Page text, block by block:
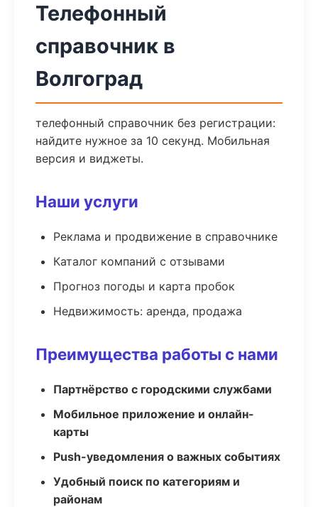
Телефонный
справочник в
Волгоград
телефонный справочник без регистрации:
найдите нужное за 10 секунд. Мобильная
версия и виджеты.
Наши услуги
Реклама и продвижение в справочнике
Каталог компаний с отзывами
Прогноз погоды и карта пробок
Недвижимость: аренда, продажа
Преимущества работы с нами
Партнёрство с городскими службами
Мобильное приложение и онлайн-
карты
Push-уведомления о важных событиях
Удобный поиск по категориям и
районам